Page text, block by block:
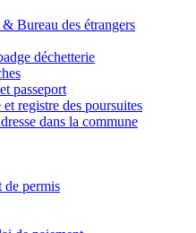
Bureau des étrangers
déchetterie
passeport
registre des poursuites
dans la commune
de permis